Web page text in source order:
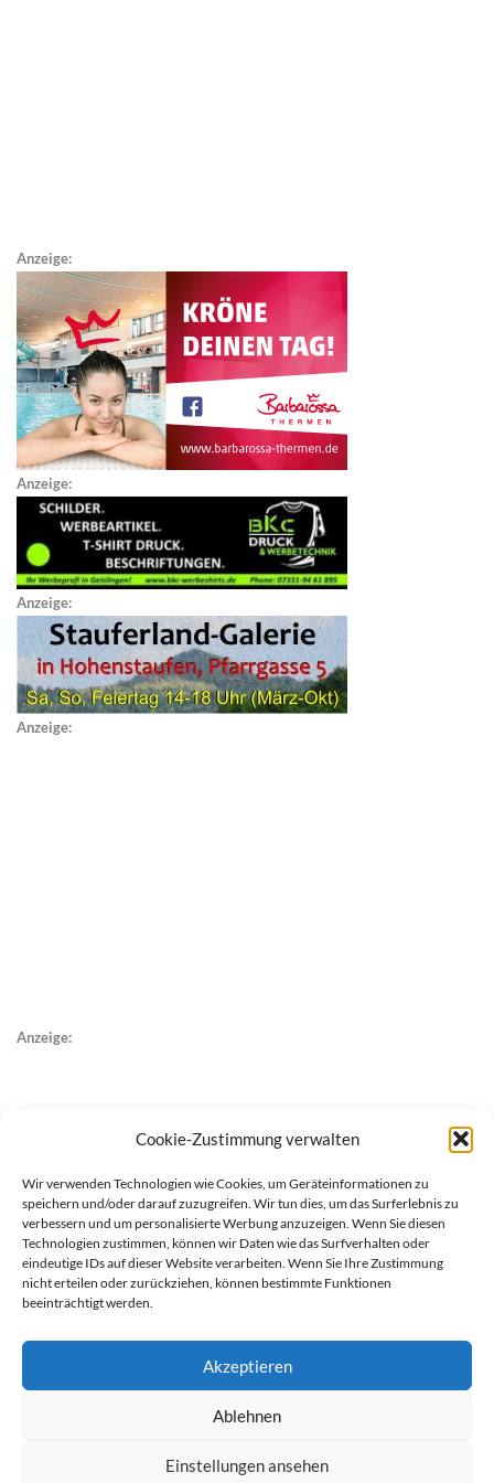
Cookie-Zustimmung verwalten
Wir verwenden Technologien wie Cookies, um Geräteinformationen zu
speichern und/oder darauf zuzugreifen. Wir tun dies, um das Surferlebnis zu
verbessern und um personalisierte Werbung anzuzeigen. Wenn Sie diesen
Technologien zustimmen, können wir Daten wie das Surfverhalten oder
eindeutige IDs auf dieser Website verarbeiten. Wenn Sie Ihre Zustimmung
nicht erteilen oder zurückziehen, können bestimmte Funktionen
beeinträchtigt werden.
Akzeptieren
Ablehnen
Einstellungen ansehen
Anzeige:
Anzeige:
Anzeige:
Anzeige:
Anzeige: